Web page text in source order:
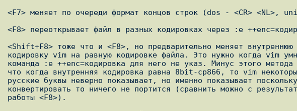
<F7> меняет по очереди формат концов строк (dos - <CR> <NL>,
<F8> переоткрывает файл в разных кодировках через :e
<Shift+F8> тоже что и <F8>, но предварительно меняет внутреннюю
кодировку vim на равную кодировке файла. Это нужно когда vim
команда :e ++enc=кодировка для него не указ. Минус этого
что когда внутренняя кодировка равна 8bit-cp866, то vim
русские буквы неверно показывает, но именно показывает
конвертировать то ничего не портится (сравнить можно с
работы <F8>).